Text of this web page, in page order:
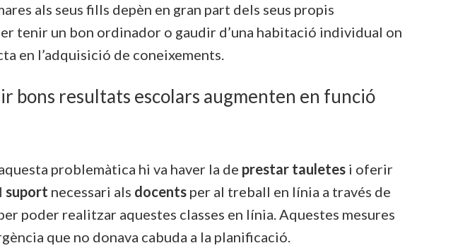
als seus fills depèn en gran part dels seus propis
tenir un bon ordinador o gaudir d’una habitació individual on
en l’adquisició de coneixements.
bons resultats escolars augmenten en funció
problemàtica hi va haver la de prestar tauletes i oferir
suport necessari als docents per al treball en línia a través de
poder realitzar aquestes classes en línia. Aquestes mesures
que no donava cabuda a la planificació.